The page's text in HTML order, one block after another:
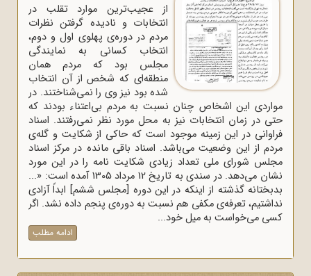
از عجیب‌ترین موارد تقلب در
انتخابات و نادیده گرفتن نظرات
مردم در دوره‌ی پهلوی اول و دوم،
انتخاب کسانی به نمایندگی
مجلس بود که مردم همان
منطقه‌ای که شخص از آن انتخاب
شده بود نیز وی را نمی‌شناختند. در
مواردی این اشخاص چنان نسبت به مردم بی‌اعتناء بودند که
حتی در زمان انتخابات نیز به محل مورد نظر نمی‌رفتند. اسناد
فراوانی در این زمینه موجود است که حاکی از شکایت و گله‌ی
مردم از این وضعیت می‌باشد. اسناد باقی مانده در مرکز اسناد
مجلس شورای ملی تعداد زیادی شکایت نامه را در این مورد
نشان می‌دهد. در سندی به تاریخ 12 مرداد 1305 آمده است: «...
بدبختانه گذشته از اینکه در این دوره [مجلس ششم] ابداً آزادی
نداشتیم، تعرفه‌ی مکفی هم نسبت به دوره‌ی پنجم داده نشد. اگر
کسی می‌خواست به میل خود...
ادامه مطلب